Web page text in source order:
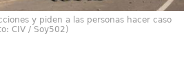
y piden a las personas hacer caso
CIV / Soy502)